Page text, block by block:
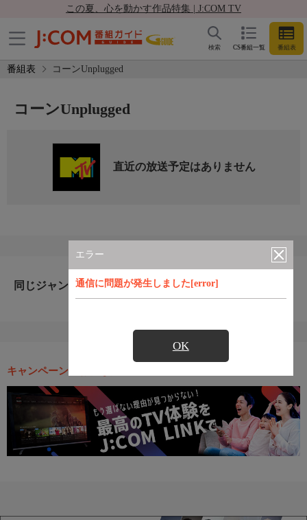
この夏、心を動かす作品特集 | J:COM TV
CS番組一覧 番組表
検索
番組表 コーンUnplugged
エラー
通信に問題が発生しました[error]
OK
コーンUnplugged
直近の放送予定はありません
同じジャンルのおすすめ番組
キャンペーン・お得な情報